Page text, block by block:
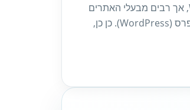
וורדפרס – WordPress, אך רבים מבעלי האתרים
אינם יודעים מה זה וורדפרס (WordPress). כן כן,